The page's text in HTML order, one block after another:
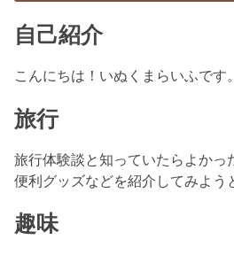
自己紹介
こんにちは！いぬくまらいふです。
旅行
旅行体験談と知っていたらよかっ
便利グッズなどを紹介してみよう
趣味